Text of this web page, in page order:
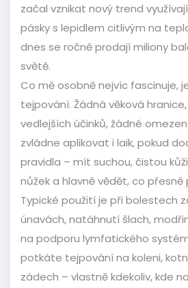
začal vznikat nový trend
pásky s lepidlem citlivým na
dnes se ročně prodají miliony
světě.
Co mě osobně nejvíc fascinuje,
tejpování. Žádná věková
vedlejších účinků, žádné
zvládne aplikovat i laik, pokud
pravidla – mít suchou, čistou
nůžek a hlavně vědět, co
Typické použití je při bolestech
únavách, natáhnutí šlach,
na podporu lymfatického
potkáte tejpování na koleni,
zádech – vlastně kdekoliv, kde